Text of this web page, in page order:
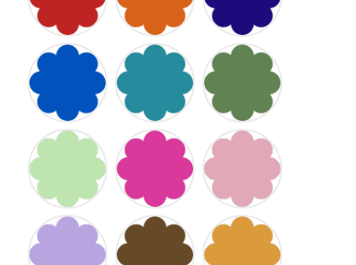
BLEU
ROI
TURQUOISE
VERT
EAU
FUSCHIA
LILAS MARRON
OR